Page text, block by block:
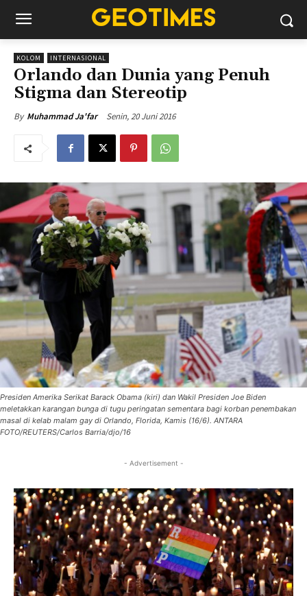
KOLOM INTERNASIONAL
Orlando dan Dunia yang Penuh
Stigma dan Stereotip
By Muhammad Ja'far Senin, 20 Juni 2016
Presiden Amerika Serikat Barack Obama (kiri) dan Wakil Presiden Joe Biden
meletakkan karangan bunga di tugu peringatan sementara bagi korban penembakan
masal di kelab malam gay di Orlando, Florida, Kamis (16/6). ANTARA
FOTO/REUTERS/Carlos Barria/djo/16
- Advertisement -